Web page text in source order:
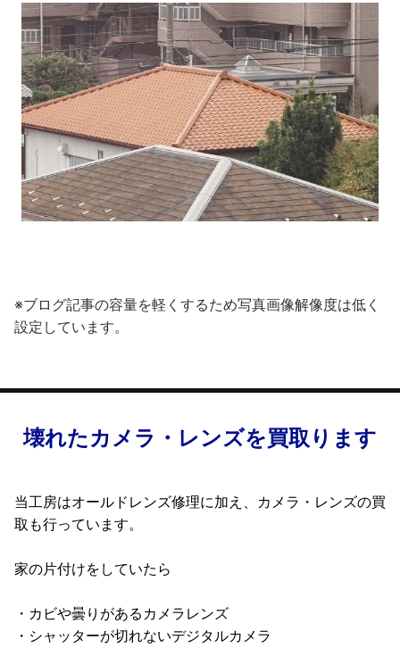
※ブログ記事の容量を軽くするため写真画像解像度は低く
設定しています。
壊れたカメラ・レンズを買取ります
当工房はオールドレンズ修理に加え、カメラ・レンズの買
取も行っています。
家の片付けをしていたら
・カビや曇りがあるカメラレンズ
・シャッターが切れないデジタルカメラ